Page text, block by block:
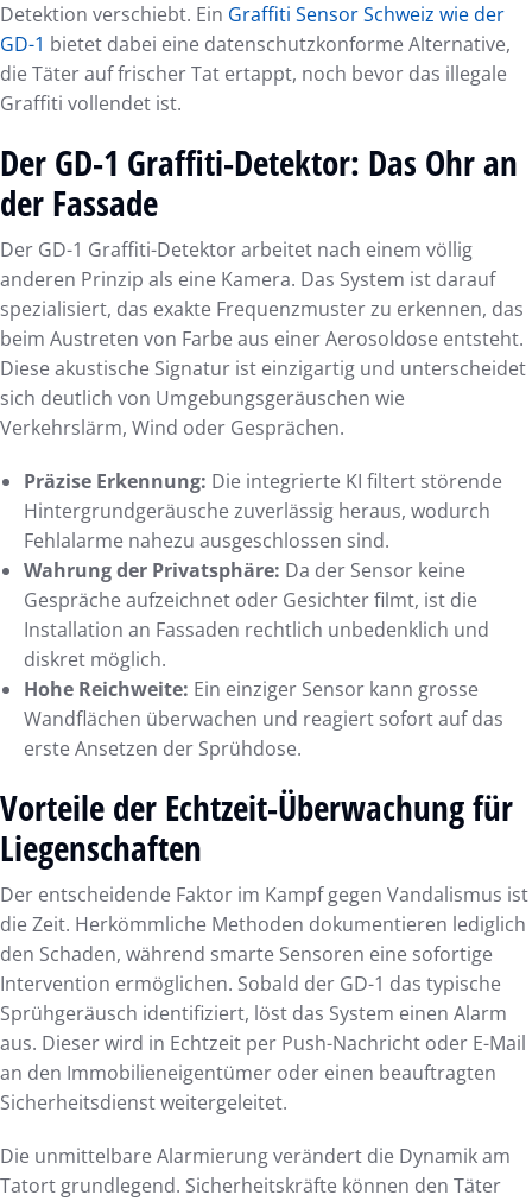
Detektion verschiebt. Ein Graffiti Sensor Schweiz wie der
GD-1 bietet dabei eine datenschutzkonforme Alternative,
die Täter auf frischer Tat ertappt, noch bevor das illegale
Graffiti vollendet ist.
Der GD-1 Graffiti-Detektor: Das Ohr an
der Fassade
Der GD-1 Graffiti-Detektor arbeitet nach einem völlig
anderen Prinzip als eine Kamera. Das System ist darauf
spezialisiert, das exakte Frequenzmuster zu erkennen, das
beim Austreten von Farbe aus einer Aerosoldose entsteht.
Diese akustische Signatur ist einzigartig und unterscheidet
sich deutlich von Umgebungsgeräuschen wie
Verkehrslärm, Wind oder Gesprächen.
Präzise Erkennung: Die integrierte KI filtert störende
Hintergrundgeräusche zuverlässig heraus, wodurch
Fehlalarme nahezu ausgeschlossen sind.
Wahrung der Privatsphäre: Da der Sensor keine
Gespräche aufzeichnet oder Gesichter filmt, ist die
Installation an Fassaden rechtlich unbedenklich und
diskret möglich.
Hohe Reichweite: Ein einziger Sensor kann grosse
Wandflächen überwachen und reagiert sofort auf das
erste Ansetzen der Sprühdose.
Vorteile der Echtzeit-Überwachung für
Liegenschaften
Der entscheidende Faktor im Kampf gegen Vandalismus ist
die Zeit. Herkömmliche Methoden dokumentieren lediglich
den Schaden, während smarte Sensoren eine sofortige
Intervention ermöglichen. Sobald der GD-1 das typische
Sprühgeräusch identifiziert, löst das System einen Alarm
aus. Dieser wird in Echtzeit per Push-Nachricht oder E-Mail
an den Immobilieneigentümer oder einen beauftragten
Sicherheitsdienst weitergeleitet.
Die unmittelbare Alarmierung verändert die Dynamik am
Tatort grundlegend. Sicherheitskräfte können den Täter